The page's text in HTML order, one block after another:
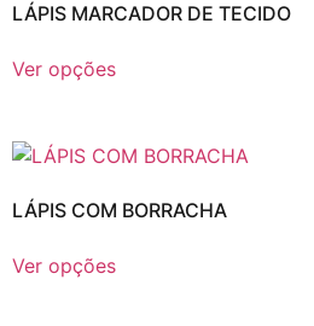
LÁPIS MARCADOR DE TECIDO
Ver opções
LÁPIS COM BORRACHA
Ver opções